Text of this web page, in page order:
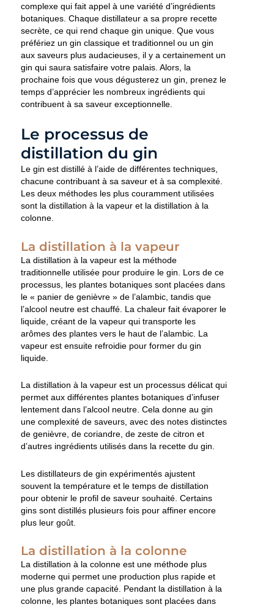
complexe qui fait appel à une variété d’ingrédients
botaniques. Chaque distillateur a sa propre recette
secrète, ce qui rend chaque gin unique. Que vous
préfériez un gin classique et traditionnel ou un gin
aux saveurs plus audacieuses, il y a certainement un
gin qui saura satisfaire votre palais. Alors, la
prochaine fois que vous dégusterez un gin, prenez le
temps d’apprécier les nombreux ingrédients qui
contribuent à sa saveur exceptionnelle.
Le processus de
distillation du gin
Le gin est distillé à l’aide de différentes techniques,
chacune contribuant à sa saveur et à sa complexité.
Les deux méthodes les plus couramment utilisées
sont la distillation à la vapeur et la distillation à la
colonne.
La distillation à la vapeur
La distillation à la vapeur est la méthode
traditionnelle utilisée pour produire le gin. Lors de ce
processus, les plantes botaniques sont placées dans
le « panier de genièvre » de l’alambic, tandis que
l’alcool neutre est chauffé. La chaleur fait évaporer le
liquide, créant de la vapeur qui transporte les
arômes des plantes vers le haut de l’alambic. La
vapeur est ensuite refroidie pour former du gin
liquide.
La distillation à la vapeur est un processus délicat qui
permet aux différentes plantes botaniques d’infuser
lentement dans l’alcool neutre. Cela donne au gin
une complexité de saveurs, avec des notes distinctes
de genièvre, de coriandre, de zeste de citron et
d’autres ingrédients utilisés dans la recette du gin.
Les distillateurs de gin expérimentés ajustent
souvent la température et le temps de distillation
pour obtenir le profil de saveur souhaité. Certains
gins sont distillés plusieurs fois pour affiner encore
plus leur goût.
La distillation à la colonne
La distillation à la colonne est une méthode plus
moderne qui permet une production plus rapide et
une plus grande capacité. Pendant la distillation à la
colonne, les plantes botaniques sont placées dans